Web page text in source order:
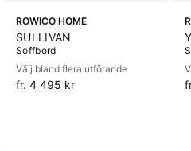
ROWICO HOME
SULLIVAN
Soffbord
Välj bland flera utförande
fr. 4 495 kr